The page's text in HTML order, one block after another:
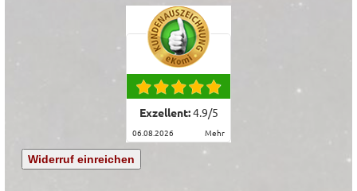
Exzellent:4.9/5
06.08.2026 mehr
Widerruf einreichen